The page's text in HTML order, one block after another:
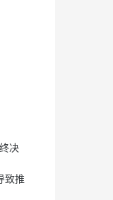
决
致推